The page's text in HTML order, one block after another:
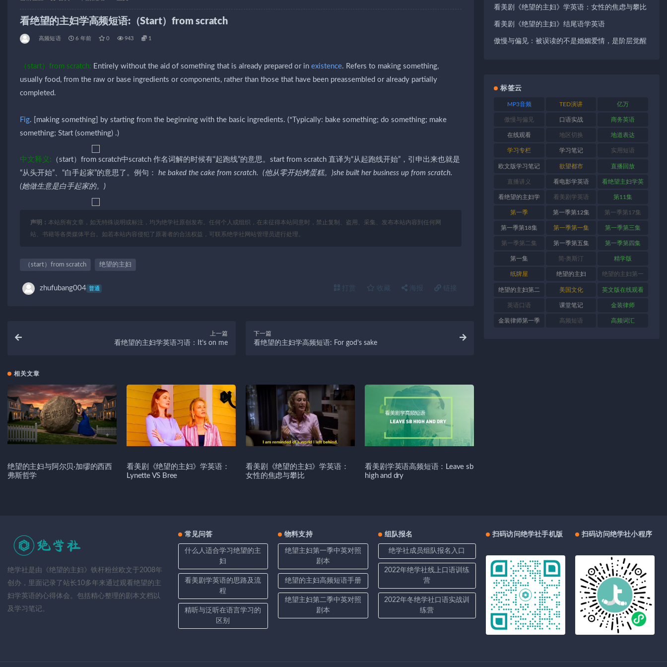
看绝望的主妇学高频短语:（Start）from scratch
高频短语 6 年前 0 943 1
（start）from scratch: Entirely without the aid of something that is already prepared or in existence. Refers to making something,
usually food, from the raw or base ingredients or components, rather than those that have been preassembled or already partially
completed.
Fig. [making something] by starting from the beginning with the basic ingredients. (*Typically: bake something; do something; make
something; Start (something) .)
中文释义: （start）from scratch中scratch 作名词解的时候有“起跑线”的意思。start from scratch 直译为“从起跑线开始”，引申出来也就是
“从头开始”、“白手起家”的意思了。例句： he baked the cake from scratch. (他从零开始烤蛋糕。)she built her business up from scratch.
(她做生意是白手起家的。)
声明： 本站所有文章，如无特殊说明或标注，均为绝学社原创发布。任何个人或组织，在未征得本站同意时，禁止复制、盗用、采集、发布本站内容到任何网
站、书籍等各类媒体平台。如若本站内容侵犯了原著者的合法权益，可联系绝学社网站管理员进行处理。
（start）from scratch 绝望的主妇
zhufubang004 普通 打赏 收藏 海报 链接
上一篇
看绝望的主妇学英语习语：It’s on me
下一篇
看绝望的主妇学高频短语: For god’s sake
相关文章
绝望的主妇与阿尔贝·加缪的西西
弗斯哲学
看美剧《绝望的主妇》学英语：
Lynette VS Bree
看美剧《绝望的主妇》学英语：
女性的焦虑与攀比
看美剧学英语高频短语：Leave sb
high and dry
看美剧《绝望的主妇》学英语：女性的焦虑与攀比
看美剧《绝望的主妇》结尾语学英语
傲慢与偏见：被误读的不是婚姻爱情，是阶层觉醒
标签云
MP3音频 TED演讲 亿万
傲慢与偏见 口语实战 商务英语
在线观看 地区切换 地道表达
学习专栏 学习笔记 实用短语
欧文版学习笔记 欲望都市 直播回放
直播讲义 看电影学英语 看绝望主妇学英
语
看绝望的主妇学
英语
看美剧学英语 第11集
第一季 第一季第12集 第一季第17集
第一季第18集 第一季第一集 第一季第三集
第一季第二集 第一季第五集 第一季第四集
第一集 简·奥斯汀 精学版
纸牌屋 绝望的主妇 绝望的主妇第一
季
绝望的主妇第二
季
美国文化 英文版在线观看
英语口语 课堂笔记 金装律师
金装律师第一季 高频短语 高频词汇
绝学社是由《绝望的主妇》铁杆粉丝欧文于2008年
创办，里面记录了站长10多年来通过观看绝望的主
妇学英语的心得体会。包括精心整理的剧本文档以
及学习笔记。
常见问答
什么人适合学习绝望的主
妇
看美剧学英语的思路及流
程
精听与泛听在语言学习的
区别
物料支持
绝望主妇第一季中英对照
剧本
绝望的主妇高频短语手册
绝望主妇第二季中英对照
剧本
组队报名
绝学社成员组队报名入口
2022年绝学社线上口语训练
营
2022年冬绝学社口语实战训
练营
扫码访问绝学社手机版 扫码访问绝学社小程序